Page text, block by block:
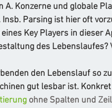
A. Konzerne und globale
Parsing ist hier oft
Key Players in dieser
des Lebenslaufes?
den Lebenslauf so
gut lesbar ist.
ohne Spalten und